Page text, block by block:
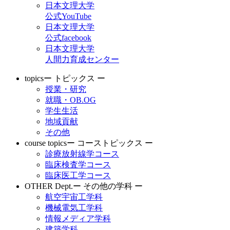
日本文理大学
公式YouTube
日本文理大学
公式facebook
日本文理大学
人間力育成センター
topicsー トピックス ー
授業・研究
就職・OB.OG
学生生活
地域貢献
その他
course topicsー コーストピックス ー
診療放射線学コース
臨床検査学コース
臨床医工学コース
OTHER Dept.ー その他の学科 ー
航空宇宙工学科
機械電気工学科
情報メディア学科